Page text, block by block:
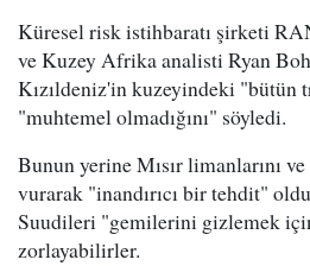
Küresel risk istihbaratı şirketi
ve Kuzey Afrika analisti Ryan
Kızıldeniz'in kuzeyindeki "bütün
"muhtemel olmadığını" söyledi.
Bunun yerine Mısır limanlarını
vurarak "inandırıcı bir tehdit"
Suudileri "gemilerini gizlemek
zorlayabilirler.